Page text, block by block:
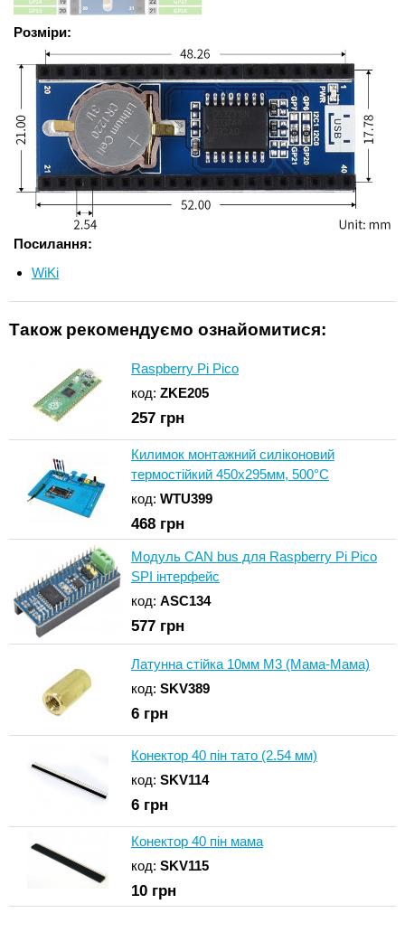
Розміри:
Посилання:
WiKi
Також рекомендуємо ознайомитися:
Raspberry Pi Pico
код: ZKE205
257 грн
Килимок монтажний силіконовий
термостійкий 450х295мм, 500°C
код: WTU399
468 грн
Модуль CAN bus для Raspberry Pi Pico
SPI інтерфейс
код: ASC134
577 грн
Латунна стійка 10мм М3 (Мама-Мама)
код: SKV389
6 грн
Конектор 40 пін тато (2.54 мм)
код: SKV114
6 грн
Конектор 40 пін мама
код: SKV115
10 грн